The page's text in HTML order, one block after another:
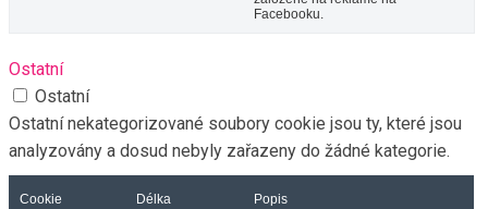
Facebooku.
Ostatní
Ostatní
Ostatní nekategorizované soubory cookie jsou ty, které jsou
analyzovány a dosud nebyly zařazeny do žádné kategorie.
Cookie Délka Popis